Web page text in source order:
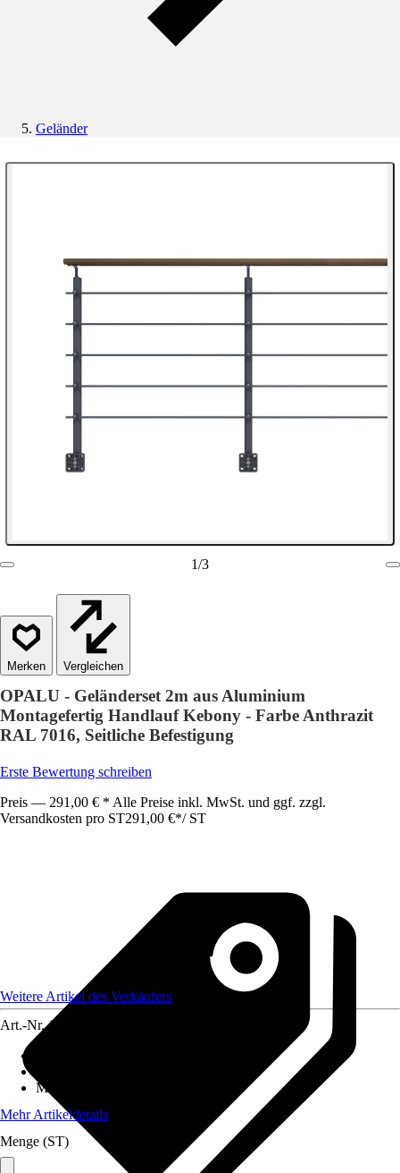
Geländer
1/3
Vergleichen
OPALU - Geländerset 2m aus Aluminium
Montagefertig Handlauf Kebony - Farbe Anthrazit
RAL 7016, Seitliche Befestigung
Erste Bewertung schreiben
Preis — 291,00 € * Alle Preise inkl. MwSt. und ggf. zzgl.
Versandkosten pro ST291,00 €*/ ST
Weitere Artikel des Verkäufers
Art.-Nr. 12583019
Material
Mehr Artikeldetails
Menge (ST)